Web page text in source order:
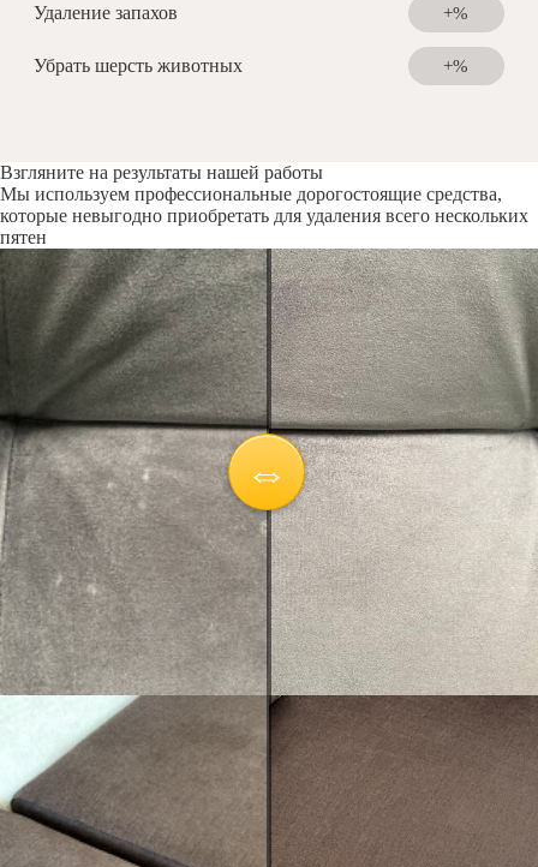
Удаление запахов +%
Убрать шерсть животных +%
Взгляните на результаты нашей работы
Мы используем профессиональные дорогостоящие средства,
которые невыгодно приобретать для удаления всего нескольких
пятен